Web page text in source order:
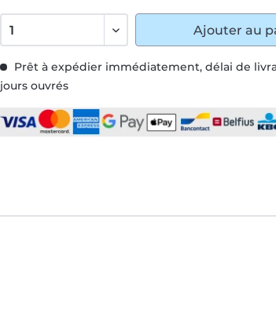
Prêt à expédier immédiatement, délai de
jours ouvrés
Ajouter au